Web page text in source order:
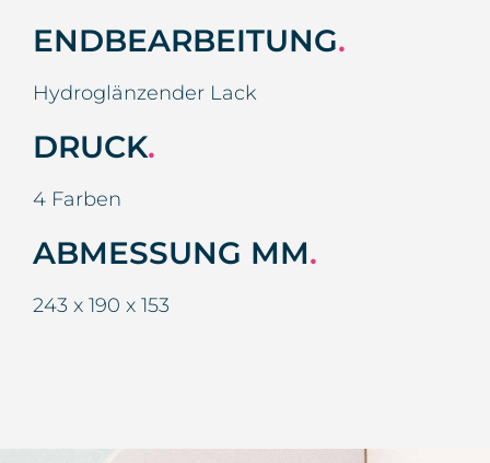
ENDBEARBEITUNG.
Hydroglänzender Lack
DRUCK.
4 Farben
ABMESSUNG MM.
243 x 190 x 153